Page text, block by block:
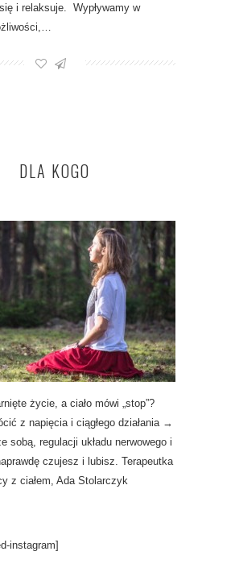
i relaksuje. Wypływamy w
DLA KOGO
życie, a ciało mówi „stop”?
z napięcia i ciągłego działania →
sobą, regulacji układu nerwowego i
czujesz i lubisz. Terapeutka
z ciałem, Ada Stolarczyk
instagram]